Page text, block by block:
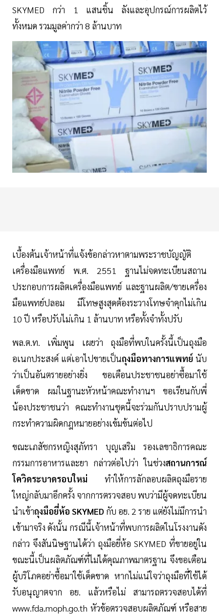
SKYMED กว่า 1 แสนชิ้น ลังและอุปกรณ์การผลิตไว้
ทั้งหมด รวมมูลค่ากว่า 8 ล้านบาท
เบื้องต้นเจ้าหน้าที่แจ้งข้อกล่าวหาตามพระราชบัญญัติ
เครื่องมือแพทย์ พ.ศ. 2551 ฐานไม่จดทะเบียนสถาน
ประกอบการผลิตเครื่องมือแพทย์ และฐานผลิต/ขายเครื่อง
มือแพทย์ปลอม มีโทษสูงสุดต้องระวางโทษจำคุกไม่เกิน
10 ปี หรือปรับไม่เกิน 1 ล้านบาท หรือทั้งจำทั้งปรับ
พล.ต.ท. เพิ่มพูน เผยว่า ถุงมือที่พบในครั้งนี้เป็นถุงมือ
อเนกประสงค์ แต่เอาไปขายเป็นถุงมือทางการแพทย์ นับ
ว่าเป็นอันตรายอย่างยิ่ง ขอเตือนประชาชนอย่าซื้อมาใช้
เด็ดขาด ผมในฐานะหัวหน้าคณะทำงานฯ ขอเรียนกับพี่
น้องประชาชนว่า คณะทำงานชุดนี้จะร่วมกันปราบปรามผู้
กระทำความผิดกฎหมายอย่างเข้มข้นต่อไป
ขณะเภสัชกรหญิงสุภัทรา บุญเสริม รองเลขาธิการคณะ
กรรมการอาหารและยา กล่าวต่อไปว่า ในช่วงสถานการณ์
โควิดระบาดรอบใหม่ ทำให้การลักลอบผลิตถุงมือราย
ใหญ่กลับมาอีกครั้ง จากการตรวจสอบ พบว่ามีผู้จดทะเบียน
นำเข้าถุงมือยี่ห้อ SKYMED กับ อย. 2 ราย แต่ยังไม่มีการนำ
เข้ามาจริง ดังนั้น กรณีนี้เจ้าหน้าที่พบการผลิตในโรงงานดัง
กล่าว จึงสันนิษฐานได้ว่า ถุงมือยี่ห้อ SKYMED ที่ขายอยู่ใน
ขณะนี้เป็นผลิตภัณฑ์ที่ไม่ได้คุณภาพมาตรฐาน จึงขอเตือน
ผู้บริโภคอย่าซื้อมาใช้เด็ดขาด หากไม่แน่ใจว่าถุงมือที่ใช้ได้
รับอนุญาตจาก อย. แล้วหรือไม่ สามารถตรวจสอบได้ที่
www.fda.moph.go.th หัวข้อตรวจสอบผลิตภัณฑ์ หรือสาย